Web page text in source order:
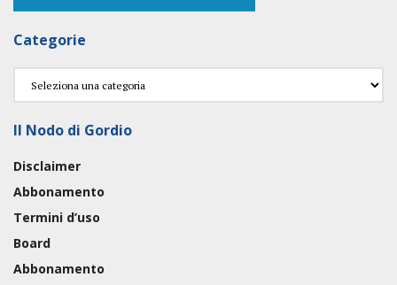
Categorie
Categorie
Il Nodo di Gordio
Disclaimer
Abbonamento
Termini d’uso
Board
Abbonamento